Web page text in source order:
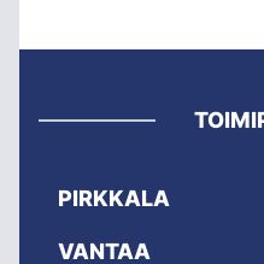
PIRKKALA
VANTAA